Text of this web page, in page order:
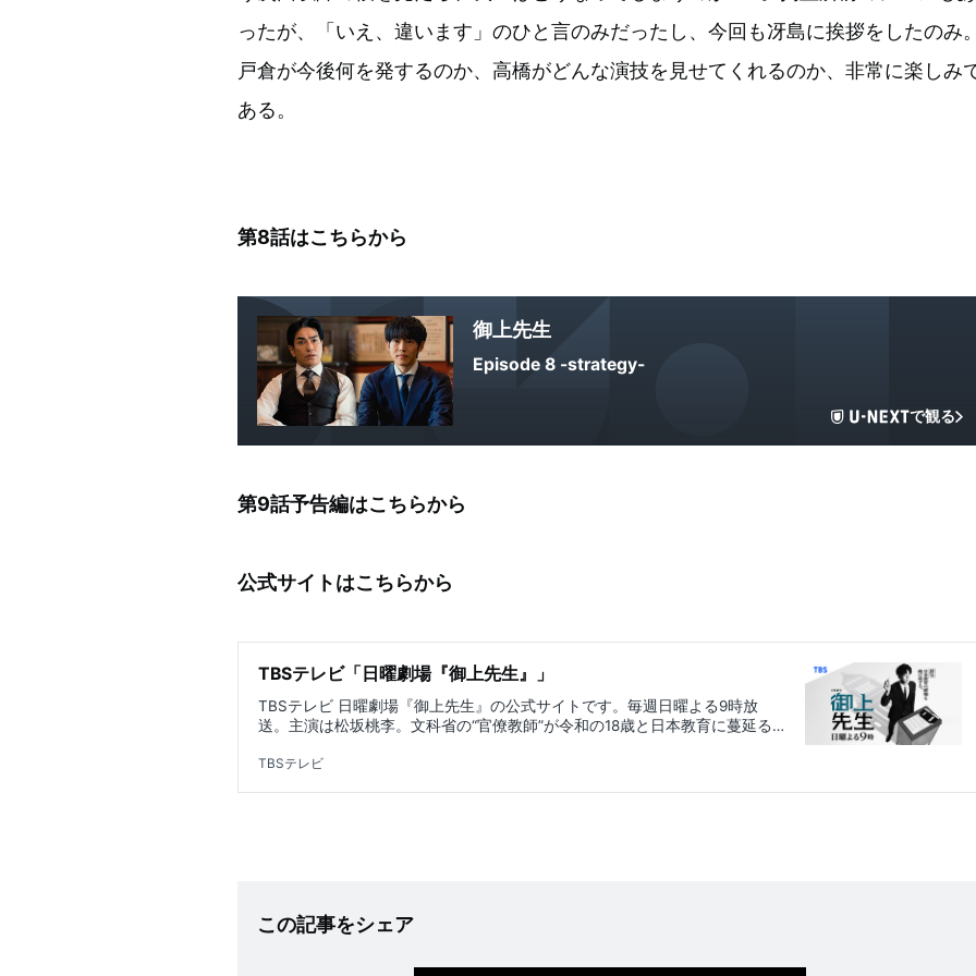
ったが、「いえ、違います」のひと言のみだったし、今回も冴島に挨拶をしたのみ
戸倉が今後何を発するのか、高橋がどんな演技を見せてくれるのか、非常に楽しみ
ある。
第8話はこちらから
御上先生
Episode 8 -strategy-
で観る
第9話予告編はこちらから
公式サイトはこちらから
TBSテレビ「日曜劇場『御上先生』」
TBSテレビ 日曜劇場『御上先生』の公式サイトです。毎週日曜よる9時放
送。主演は松坂桃李。文科省の“官僚教師”が令和の18歳と日本教育に蔓延る
TBSテレビ
この記事をシェア